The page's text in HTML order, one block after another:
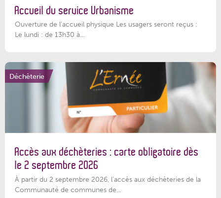
Accueil du service Urbanisme
Ouverture de l'accueil physique Les usagers seront reçus :
Le lundi : de 13h30 à...
Déchèterie
Accès aux déchèteries : carte obligatoire dès
le 2 septembre 2026
À partir du 2 septembre 2026, l’accès aux déchèteries de la
Communauté de communes de...